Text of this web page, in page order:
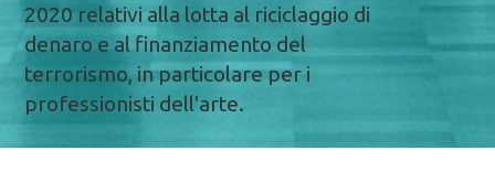
2020 relativi alla lotta al riciclaggio di
denaro e al finanziamento del
terrorismo, in particolare per i
professionisti dell'arte.